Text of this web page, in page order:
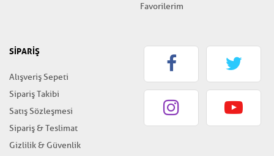
Favorilerim
SİPARİŞ
Alışveriş Sepeti
Sipariş Takibi
Satış Sözleşmesi
Sipariş & Teslimat
Gizlilik & Güvenlik